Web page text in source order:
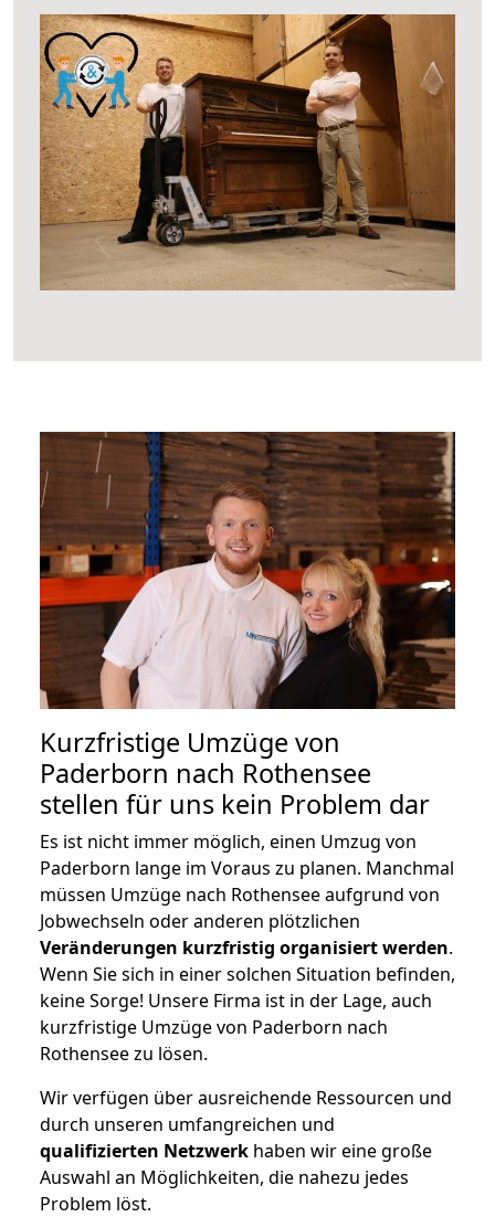
Kurzfristige Umzüge von
Paderborn nach Rothensee
stellen für uns kein Problem dar
Es ist nicht immer möglich, einen Umzug von
Paderborn lange im Voraus zu planen. Manchmal
müssen Umzüge nach Rothensee aufgrund von
Jobwechseln oder anderen plötzlichen
Veränderungen kurzfristig organisiert werden.
Wenn Sie sich in einer solchen Situation befinden,
keine Sorge! Unsere Firma ist in der Lage, auch
kurzfristige Umzüge von Paderborn nach
Rothensee zu lösen.
Wir verfügen über ausreichende Ressourcen und
durch unseren umfangreichen und
qualifizierten Netzwerk haben wir eine große
Auswahl an Möglichkeiten, die nahezu jedes
Problem löst.